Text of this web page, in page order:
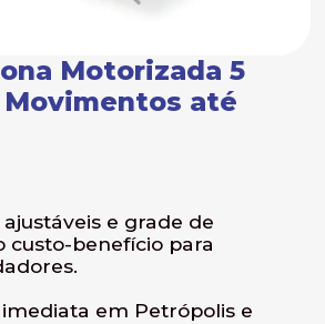
Motorizada 5
Movimentos até
e grade de
custo-benefício para
em Petrópolis e